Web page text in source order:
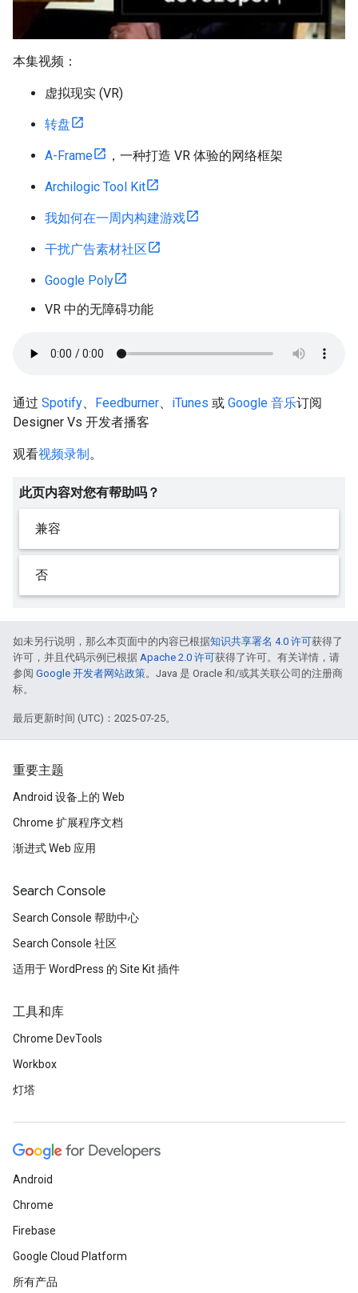
本集视频：
虚拟现实 (VR)
转盘
A-Frame ，一种打造 VR 体验的网络框架
Archilogic Tool Kit
我如何在一周内构建游戏
干扰广告素材社区
Google Poly
VR 中的无障碍功能
通过 Spotify、 Feedburner、 iTunes 或 Google 音乐订阅
Designer Vs 开发者播客
观看视频录制。
此页内容对您有帮助吗？
兼容
否
如未另行说明，那么本页面中的内容已根据知识共享署名 4.0 许可获得了
许可，并且代码示例已根据 Apache 2.0 许可获得了许可。有关详情，请
参阅 Google 开发者网站政策。Java 是 Oracle 和/或其关联公司的注册商
标。
最后更新时间 (UTC)：2025-07-25。
重要主题
Android 设备上的 Web
Chrome 扩展程序文档
渐进式 Web 应用
Search Console
Search Console 帮助中心
Search Console 社区
适用于 WordPress 的 Site Kit 插件
工具和库
Chrome DevTools
Workbox
灯塔
Android
Chrome
Firebase
Google Cloud Platform
所有产品